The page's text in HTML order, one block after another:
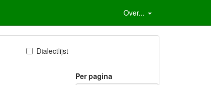
Over...
Dialectlijst
Per pagina